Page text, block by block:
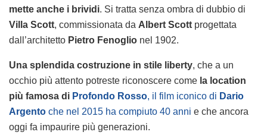
mette anche i brividi. Si tratta senza ombra di dubbio di
Villa Scott, commissionata da Albert Scott progettata
dall’architetto Pietro Fenoglio nel 1902.
Una splendida costruzione in stile liberty, che a un
occhio più attento potreste riconoscere come la location
più famosa di Profondo Rosso, il film iconico di Dario
Argento che nel 2015 ha compiuto 40 anni e che ancora
oggi fa impaurire più generazioni.